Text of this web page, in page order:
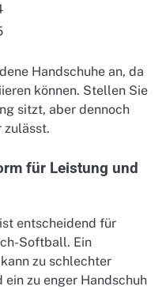
Handschuhe an, da
können. Stellen Sie
sitzt, aber dennoch
zulässt.
für Leistung und
entscheidend für
Softball. Ein
zu schlechter
zu enger Handschuh